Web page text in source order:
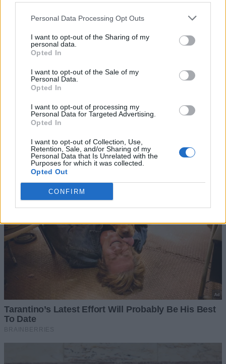
Personal Data Processing Opt Outs
I want to opt-out of the Sharing of my
personal data.
Opted In
I want to opt-out of the Sale of my
Personal Data.
Opted In
I want to opt-out of processing my
Personal Data for Targeted Advertising.
Opted In
I want to opt-out of Collection, Use,
Retention, Sale, and/or Sharing of my
Personal Data that Is Unrelated with the
Purposes for which it was collected.
Opted Out
CONFIRM